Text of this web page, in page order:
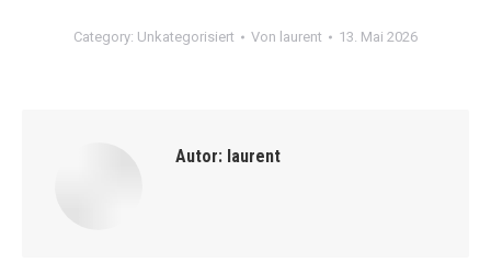
Category: Unkategorisiert Von laurent 13. Mai 2026
Autor: laurent